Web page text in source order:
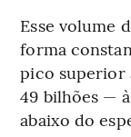
Esse volume
forma
pico superior
49 bilhões —
abaixo do